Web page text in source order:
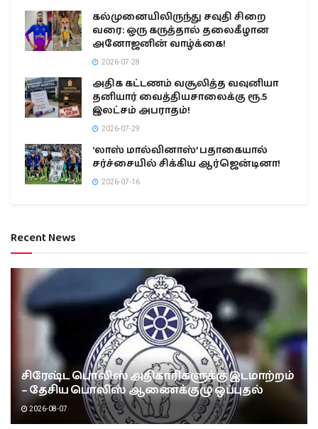
கல்முனையிலிருந்து சவுதி சிறை
வரை: ஒரு கருத்தால் தலைகீழான
அனோஜனின் வாழ்க்கை!
2026-07-28
அதிக கட்டணம் வசூலித்த வவுனியா
தனியார் வைத்தியசாலைக்கு ரூ.5
இலட்சம் அபராதம்!
2026-07-29
‘லாஸ் மால்வினாஸ்’ பதாகையால்
சர்ச்சையில் சிக்கிய ஆர்ஜென்டினா!
2026-07-16
Recent News
சிரேஷ்ட பொலிஸ் அதிகாரிகளுக்கு இடமாற்றம்
– தேசிய பொலிஸ் ஆணைக்குழு ஒப்புதல்
2026-08-07